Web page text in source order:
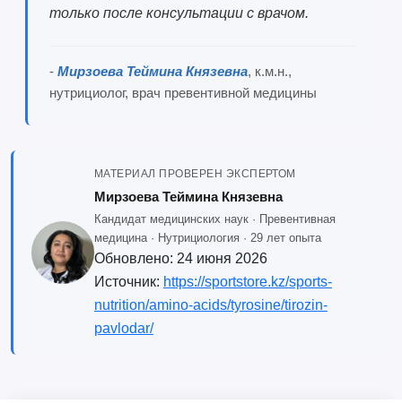
только после консультации с врачом.
- Мирзоева Теймина Князевна, к.м.н.,
нутрициолог, врач превентивной медицины
МАТЕРИАЛ ПРОВЕРЕН ЭКСПЕРТОМ
Мирзоева Теймина Князевна
Кандидат медицинских наук · Превентивная
медицина · Нутрициология · 29 лет опыта
Обновлено: 24 июня 2026
Источник: https://sportstore.kz/sports-
nutrition/amino-acids/tyrosine/tirozin-
pavlodar/